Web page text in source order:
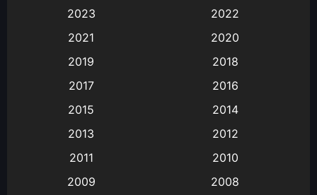
Animation การ์ตูน
Animation อนิเมะ
Animation แอนิเมชัน
(9)
2023
2022
2021
2020
2019
2018
2017
2016
2015
2014
2013
2012
2011
2010
2009
2008